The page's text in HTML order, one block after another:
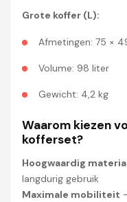
Grote koffer (L):
Afmetingen: 75 ×
Volume: 98 liter
Gewicht: 4,2 kg
Waarom kiezen
kofferset?
Hoogwaardig
langdurig gebruik
Maximale mobiliteit